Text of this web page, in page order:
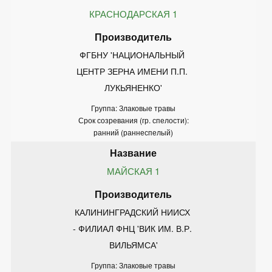
КРАСНОДАРСКАЯ 1
ФГБНУ 'НАЦИОНАЛЬНЫЙ
ЦЕНТР ЗЕРНА ИМЕНИ П.П.
ЛУКЬЯНЕНКО'
Группа: Злаковые травы
Срок созревания (гр. спелости):
ранний (раннеспелый)
МАЙСКАЯ 1
КАЛИНИНГРАДСКИЙ НИИСХ
- ФИЛИАЛ ФНЦ 'ВИК ИМ. В.Р.
ВИЛЬЯМСА'
Группа: Злаковые травы